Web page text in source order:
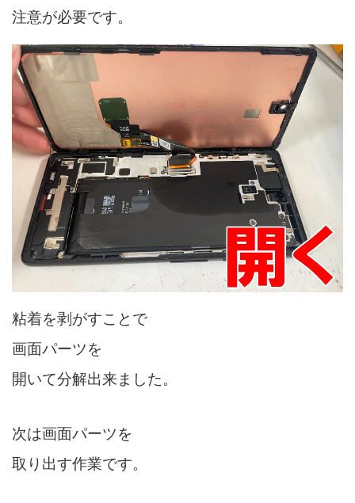
注意が必要です。
粘着を剥がすことで
画面パーツを
開いて分解出来ました。
次は画面パーツを
取り出す作業です。